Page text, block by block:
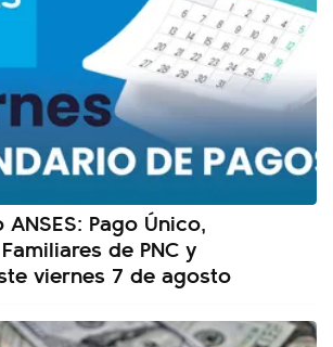
Pago Único,
de PNC y
viernes 7 de agosto